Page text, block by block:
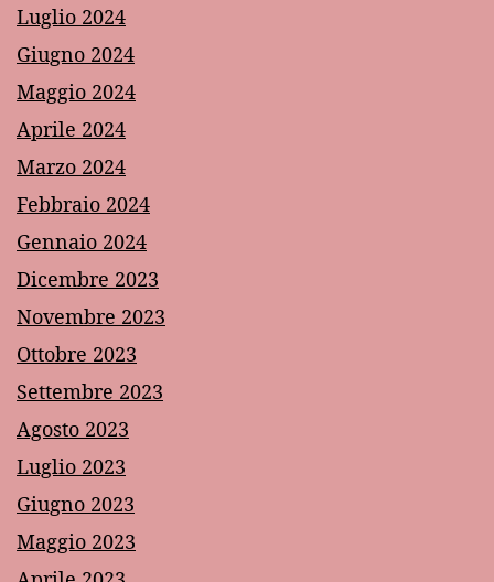
Luglio 2024
Giugno 2024
Maggio 2024
Aprile 2024
Marzo 2024
Febbraio 2024
Gennaio 2024
Dicembre 2023
Novembre 2023
Ottobre 2023
Settembre 2023
Agosto 2023
Luglio 2023
Giugno 2023
Maggio 2023